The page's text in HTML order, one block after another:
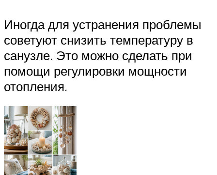
Иногда для устранения проблемы
советуют снизить температуру в
санузле. Это можно сделать при
помощи регулировки мощности
отопления.